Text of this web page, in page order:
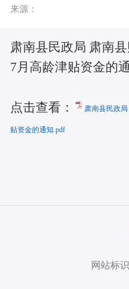
来源：
肃南县民政局 肃南
7月高龄津贴资金的
点击查看： 肃南县民政
贴资金的通知.pdf
网站标